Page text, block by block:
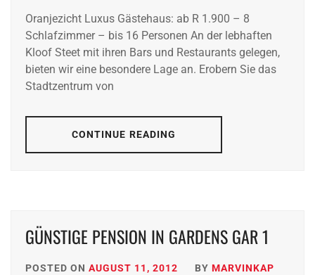
Oranjezicht Luxus Gästehaus: ab R 1.900 – 8
Schlafzimmer – bis 16 Personen An der lebhaften
Kloof Steet mit ihren Bars und Restaurants gelegen,
bieten wir eine besondere Lage an. Erobern Sie das
Stadtzentrum von
CONTINUE READING
GÜNSTIGE PENSION IN GARDENS GAR 1
POSTED ON AUGUST 11, 2012 BY MARVINKAP